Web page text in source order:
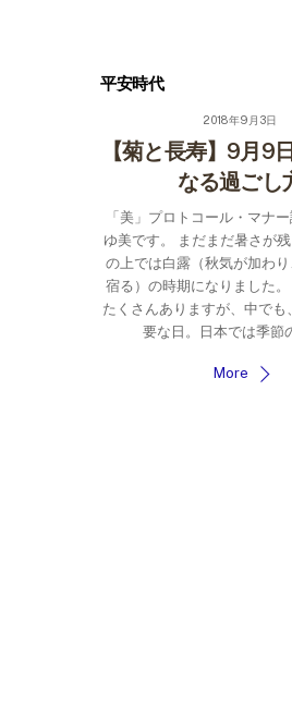
平安時代
2018年9月3日
【菊と長寿】9月9
なる過ごし
「美」プロトコール・マナ
ゆ美です。 まだまだ暑さが
の上では白露（秋気が加わ
宿る）の時期になりました
たくさんありますが、中で
要な日。日本では季節
More